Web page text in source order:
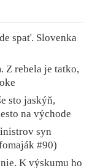
spať. Slovenka
Z rebela je tatko,
sto jaskýň,
na východe
syn
#90)
K výskumu ho